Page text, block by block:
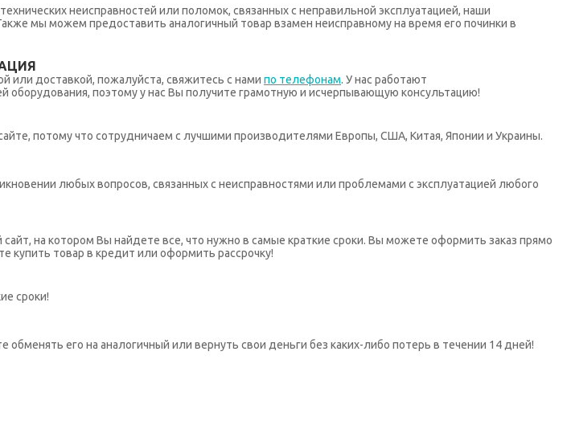
неисправностей или поломок, связанных с неправильной эксплуатацией, наши
мы можем предоставить аналогичный товар взамен неисправному на время его починки в
или доставкой, пожалуйста, свяжитесь с нами по телефонам. У нас работают
поэтому у нас Вы получите грамотную и исчерпывающую консультацию!
потому что сотрудничаем с лучшими производителями Европы, США, Китая, Японии и Украины.
любых вопросов, связанных с неисправностями или проблемами с эксплуатацией любого
на котором Вы найдете все, что нужно в самые краткие сроки. Вы можете оформить заказ прямо
купить товар в кредит или оформить рассрочку!
сроки!
его на аналогичный или вернуть свои деньги без каких-либо потерь в течении 14 дней!